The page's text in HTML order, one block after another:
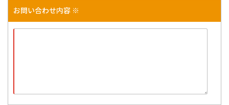
お問い合わせ内容 ※